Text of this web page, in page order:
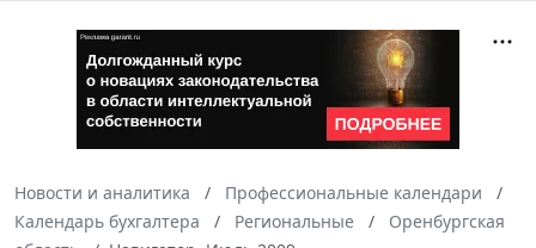
Новости и аналитика
Профессиональные календари
Календарь бухгалтера
Региональные
Оренбургская